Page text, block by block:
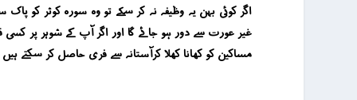
اگر کوئی بہن یہ وظیفہ نہ کر سکے تو وہ سورہ کوثر کو
مساکین کو کھانا کھلا کرآستانہ سے فری حاصل کر سکتے